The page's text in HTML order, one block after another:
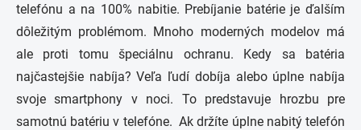
telefónu a na 100% nabitie. Prebíjanie batérie je ďalším
dôležitým problémom. Mnoho moderných modelov má
ale proti tomu špeciálnu ochranu. Kedy sa batéria
najčastejšie nabíja? Veľa ľudí dobíja alebo úplne nabíja
svoje smartphony v noci. To predstavuje hrozbu pre
samotnú batériu v telefóne. Ak držíte úplne nabitý telefón